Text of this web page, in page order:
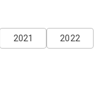
2022
2021